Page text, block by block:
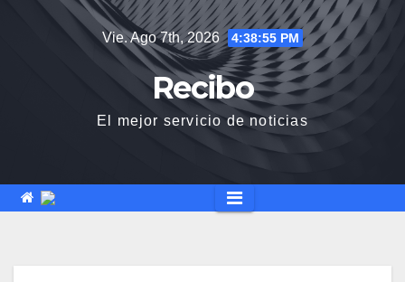
Vie. Ago 7th, 2026 4:38:57 PM
Recibo
El mejor servicio de noticias